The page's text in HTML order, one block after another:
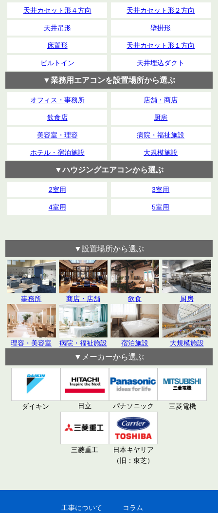
天井カセット形４方向 天井カセット形２方向
天井吊形 壁掛形
床置形 天井カセット形１方向
ビルトイン 天井埋込ダクト
▼業務用エアコンを設置場所から選ぶ
オフィス・事務所 店舗・商店
飲食店 厨房
美容室・理容 病院・福祉施設
ホテル・宿泊施設 大規模施設
▼ハウジングエアコンから選ぶ
2室用 3室用
4室用 5室用
▼設置場所から選ぶ
事務所 商店・店舗 飲食 厨房
理容・美容室 病院・福祉施設 宿泊施設 大規模施設
▼メーカーから選ぶ
ダイキン 日立 パナソニック 三菱電機
三菱重工
日本キヤリア
（旧：東芝）
工事について
コラム